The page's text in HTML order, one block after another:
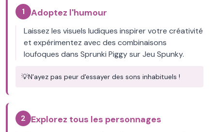
1 Adoptez l'humour
Laissez les visuels ludiques inspirer votre créativité
et expérimentez avec des combinaisons
loufoques dans Sprunki Piggy sur Jeu Spunky.
💡N'ayez pas peur d'essayer des sons inhabituels !
2 Explorez tous les personnages